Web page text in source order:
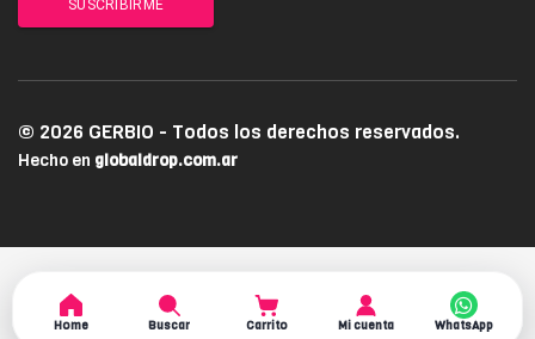
© 2026 GERBIO - Todos los derechos reservados.
Hecho en globaldrop.com.ar
Home Buscar Carrito Mi cuenta